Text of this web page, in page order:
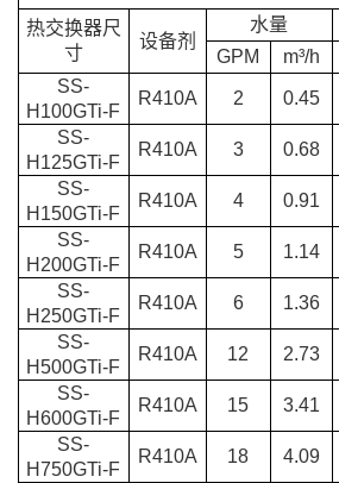
热交换器尺
寸
设备剂
水量
GPM m³/h
SS-
H100GTi-F
R410A 2 0.45
SS-
H125GTi-F
R410A 3 0.68
SS-
H150GTi-F
R410A 4 0.91
SS-
H200GTi-F
R410A 5 1.14
SS-
H250GTi-F
R410A 6 1.36
SS-
H500GTi-F
R410A 12 2.73
SS-
H600GTi-F
R410A 15 3.41
SS-
H750GTi-F
R410A 18 4.09